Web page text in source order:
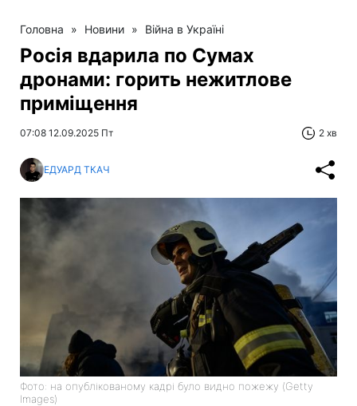
Головна » Новини » Війна в Україні
Росія вдарила по Сумах
дронами: горить нежитлове
приміщення
07:08 12.09.2025 Пт 2 хв
ЕДУАРД ТКАЧ
Фото: на опублікованому кадрі було видно пожежу (Getty
Images)